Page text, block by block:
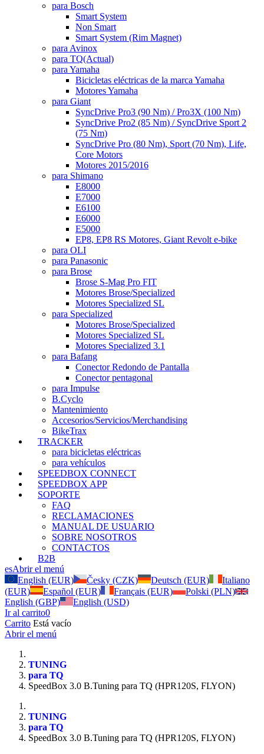
para Bosch
Smart System
Non Smart
Smart System (Rim Magnet)
para Avinox
para TQ(Actual)
para Yamaha
Bicicletas eléctricas de la marca Yamaha
Motores Yamaha
para Giant
SyncDrive Pro3 (90 Nm) / Pro3X (100 Nm)
SyncDrive Pro2 (85 Nm) / SyncDrive Sport 2
(75 Nm)
SyncDrive Pro (80 Nm), Sport (70 Nm), Life,
Core Motors
Motores 2015/2016
para Shimano
E8000
E7000
E6100
E6000
E5000
EP8, EP8 RS Motores, Giant Revolt e-bike
para OLI
para Panasonic
para Brose
Brose S-Mag Pro FIT
Motores Brose/Specialized
Motores Specialized SL
para Specialized
Motores Brose/Specialized
Motores Specialized SL
Motores Specialized 3.1
para Bafang
Conector Redondo de Pantalla
Conector pentagonal
para Impulse
B.Cyclo
Mantenimiento
Accesorios/Servicios/Merchandising
BikeTrax
TRACKER
para bicicletas eléctricas
para vehículos
SPEEDBOX CONNECT
SPEEDBOX APP
SOPORTE
FAQ
RECLAMACIONES
MANUAL DE USUARIO
SOBRE NOSOTROS
CONTACTOS
B2B
esAbrir el menú
English (EUR)
Česky (CZK) Deutsch (EUR)
Italiano
(EUR)
Español (EUR) Français (EUR)
Polski (PLN)
English (GBP)
English (USD)
Ir al carrito0
Carrito Está vacío
Abrir el menú
TUNING
para TQ
SpeedBox 3.0 B.Tuning para TQ (HPR120S, FLYON)
TUNING
para TQ
SpeedBox 3.0 B.Tuning para TQ (HPR120S, FLYON)